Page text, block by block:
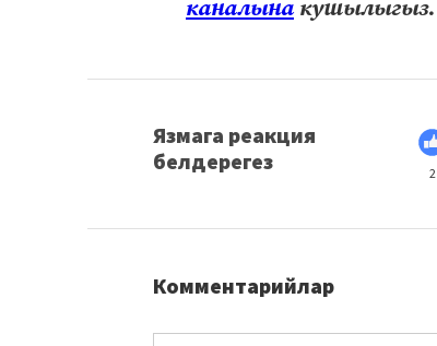
каналына кушылыгыз.
Язмага реакция
белдерегез
2
Комментарийлар